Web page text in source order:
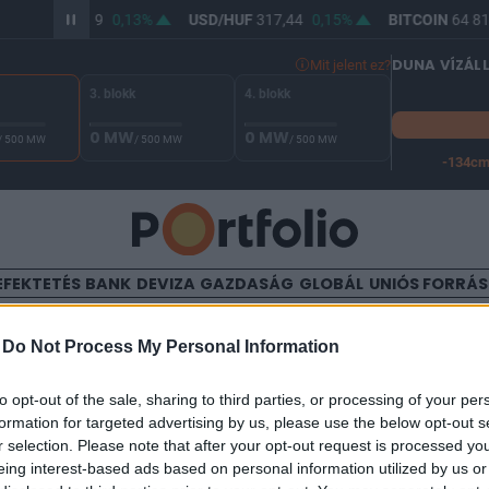
Do Not Process My Personal Information
opt-out of the sale, sharing to third parties, or processing of your
for targeted advertising by us, please use the below opt-out
selection. Please note that after your opt-out request is processed
interest-based ads based on personal information utilized by us
365,89 0,13% USD/HUF 317,44 0,15% BITCOIN64
Mit jelent ez?
/ 500 MW
3. blokk
0 MW/ 500 MW
4. blokk
0 MW/ 500 MW
DUNA
-134cm
BANK DEVIZA GAZDASÁG GLOBÁL UNIÓS
ausztrál
a kereslet